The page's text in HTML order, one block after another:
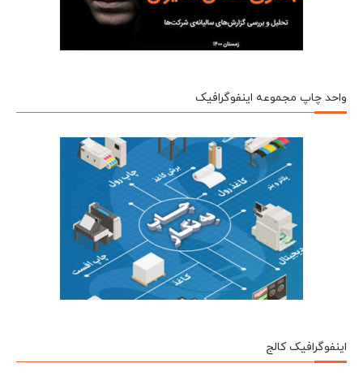
واحد چاپ مجموعه اینفوگرافیک
اینفوگرافیک کالج